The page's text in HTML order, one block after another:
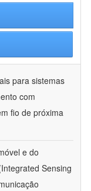
para sistemas
com
fio de próxima
e do
Sensing